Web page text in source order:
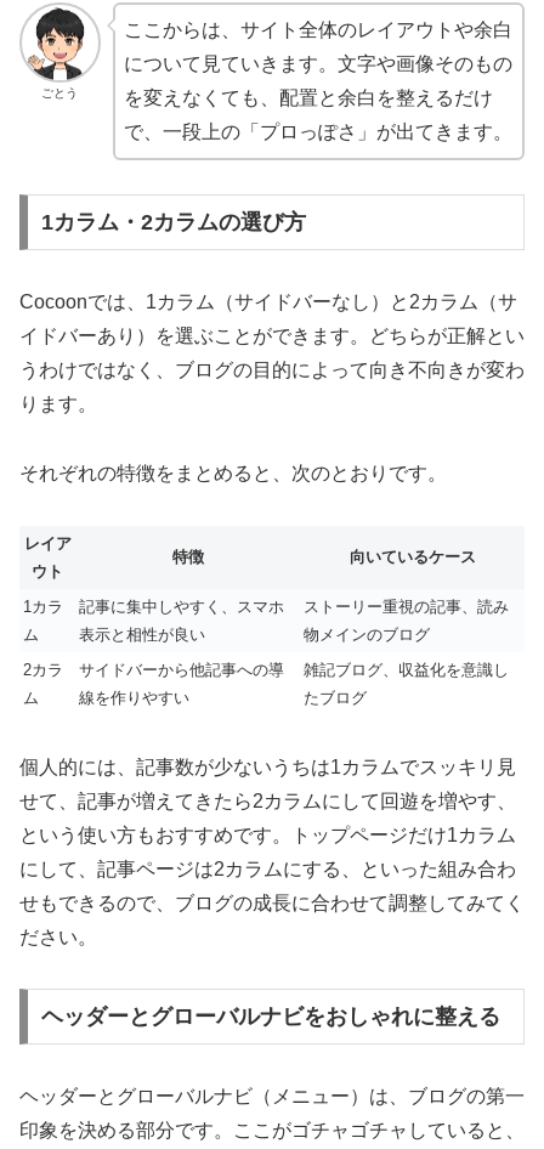
ごとう
ここからは、サイト全体のレイアウトや余白
について見ていきます。文字や画像そのもの
を変えなくても、配置と余白を整えるだけ
で、一段上の「プロっぽさ」が出てきます。
1カラム・2カラムの選び方
Cocoonでは、1カラム（サイドバーなし）と2カラム（サ
イドバーあり）を選ぶことができます。どちらが正解とい
うわけではなく、ブログの目的によって向き不向きが変わ
ります。
それぞれの特徴をまとめると、次のとおりです。
レイア
ウト
特徴 向いているケース
1カラ
ム
記事に集中しやすく、スマホ
表示と相性が良い
ストーリー重視の記事、読み
物メインのブログ
2カラ
ム
サイドバーから他記事への導
線を作りやすい
雑記ブログ、収益化を意識し
たブログ
個人的には、記事数が少ないうちは1カラムでスッキリ見
せて、記事が増えてきたら2カラムにして回遊を増やす、
という使い方もおすすめです。トップページだけ1カラム
にして、記事ページは2カラムにする、といった組み合わ
せもできるので、ブログの成長に合わせて調整してみてく
ださい。
ヘッダーとグローバルナビをおしゃれに整える
ヘッダーとグローバルナビ（メニュー）は、ブログの第一
印象を決める部分です。ここがゴチャゴチャしていると、